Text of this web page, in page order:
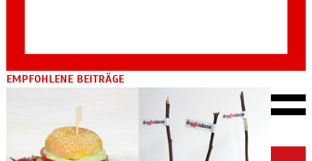
EMPFOHLENE BEITRÄGE